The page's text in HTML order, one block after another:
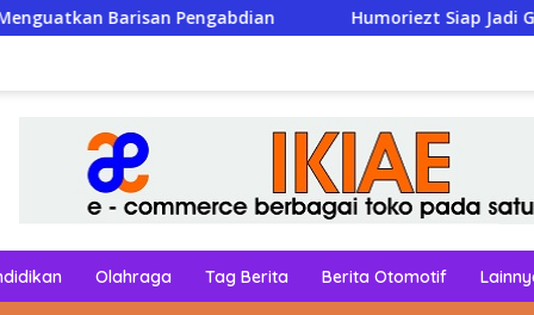
Humoriezt Siap Jadi Garda Depan Jaga
Olahraga Tag Berita Berita Otomotif